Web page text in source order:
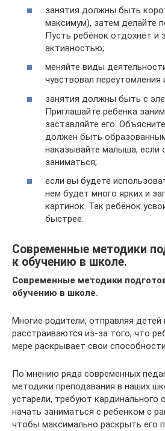
занятия должны быть
максимум), затем делайте
Пусть ребёнок отдохнёт и
активностью;
меняйте виды
чувствовал переутомления
занятия должны быть с
Приглашайте ребенка
заставляйте его.
должен быть
наказывайте малыша, если
заниматься;
если вы будете
нем будет много ярких и
картинок. Так ребёнок
быстрее.
Современные методики
к обучению в школе.
Современные методики
обучению в школе.
Многие родители, отправляя детей
расстраиваются из-за того, что
мере раскрывает свои
По мнению ряда современных
методики преподавания в наших
устарели, требуют кардинального
начать заниматься с ребенком с
чтобы максимально раскрыть его